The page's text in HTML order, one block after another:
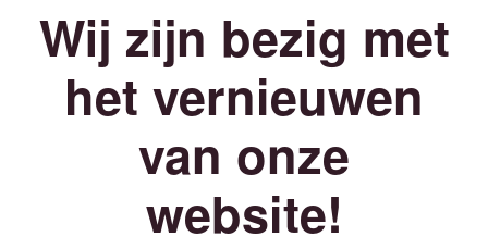
Wij zijn bezig met
het vernieuwen
van onze
website!